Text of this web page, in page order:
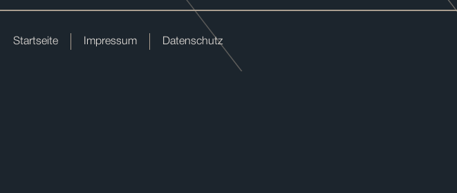
Startseite Impressum Datenschutz